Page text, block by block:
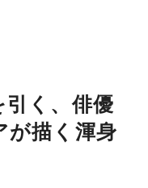
く、俳優
が描く渾身